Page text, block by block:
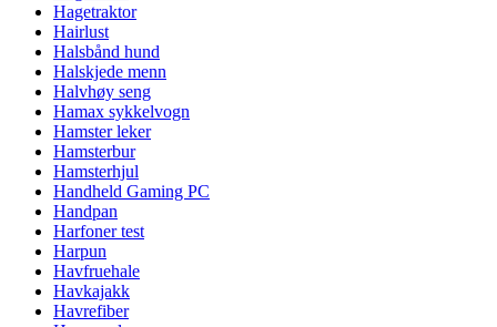
Hagetraktor
Hairlust
Halsbånd hund
Halskjede menn
Halvhøy seng
Hamax sykkelvogn
Hamster leker
Hamsterbur
Hamsterhjul
Handheld Gaming PC
Handpan
Harfoner test
Harpun
Havfruehale
Havkajakk
Havrefiber